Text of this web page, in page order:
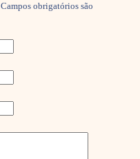
Campos obrigatórios são